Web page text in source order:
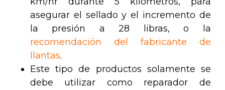
asegurar el sellado y el incremento de
la presión a 28 libras, o la
recomendación del fabricante de
llantas.
Este tipo de productos solamente se
debe utilizar como reparador de